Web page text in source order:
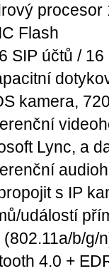
procesor
Flash
SIP účtů / 16
kamera,
Lync, a
s IP
událostí
(802.11a/b/g/
4.0 +